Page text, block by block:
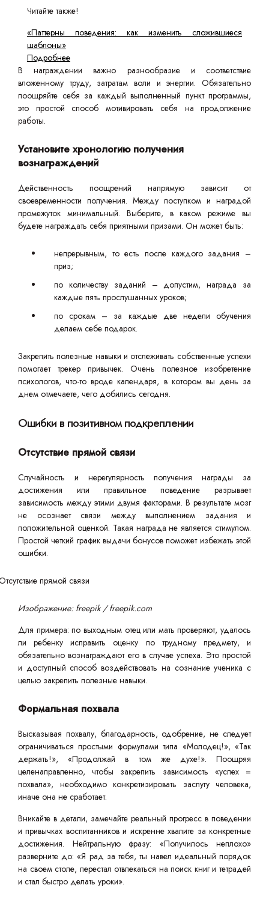
Читайте также!
«Паттерны поведения: как изменить сложившиеся
шаблоны»
Подробнее
В награждении важно разнообразие и соответствие
вложенному труду, затратам воли и энергии. Обязательно
поощряйте себя за каждый выполненный пункт программы,
это простой способ мотивировать себя на продолжение
работы.
Установите хронологию получения
вознаграждений
Действенность поощрений напрямую зависит от
своевременности получения. Между поступком и наградой
промежуток минимальный. Выберите, в каком режиме вы
будете награждать себя приятными призами. Он может быть:
непрерывным, то есть после каждого задания –
приз;
по количеству заданий – допустим, награда за
каждые пять прослушанных уроков;
по срокам – за каждые две недели обучения
делаем себе подарок.
Закрепить полезные навыки и отслеживать собственные успехи
помогает трекер привычек. Очень полезное изобретение
психологов, что-то вроде календаря, в котором вы день за
днем отмечаете, чего добились сегодня.
Ошибки в позитивном подкреплении
Отсутствие прямой связи
Случайность и нерегулярность получения награды за
достижения или правильное поведение разрывает
зависимость между этими двумя факторами. В результате мозг
не осознает связи между выполнением задания и
положительной оценкой. Такая награда не является стимулом.
Простой четкий график выдачи бонусов поможет избежать этой
ошибки.
Изображение: freepik / freepik.com
Для примера: по выходным отец или мать проверяют, удалось
ли ребенку исправить оценку по трудному предмету, и
обязательно вознаграждают его в случае успеха. Это простой
и доступный способ воздействовать на сознание ученика с
целью закрепить полезные навыки.
Формальная похвала
Высказывая похвалу, благодарность, одобрение, не следует
ограничиваться простыми формулами типа «Молодец!», «Так
держать!», «Продолжай в том же духе!». Поощряя
целенаправленно, чтобы закрепить зависимость «успех =
похвала», необходимо конкретизировать заслугу человека,
иначе она не сработает.
Вникайте в детали, замечайте реальный прогресс в поведении
и привычках воспитанников и искренне хвалите за конкретные
достижения. Нейтральную фразу: «Получилось неплохо»
разверните до: «Я рад за тебя, ты навел идеальный порядок
на своем столе, перестал отвлекаться на поиск книг и тетрадей
и стал быстро делать уроки».